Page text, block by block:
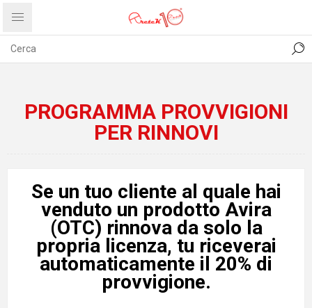
PRIVACY ABOUT US
PROGRAMMA PROVVIGIONI
PER RINNOVI
Se un tuo cliente al quale hai
venduto un prodotto Avira
(OTC) rinnova da solo la
propria licenza, tu riceverai
automaticamente il 20% di
provvigione.